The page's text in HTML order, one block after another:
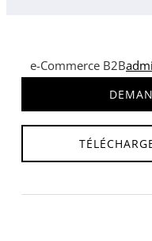
e-Commerce B2B